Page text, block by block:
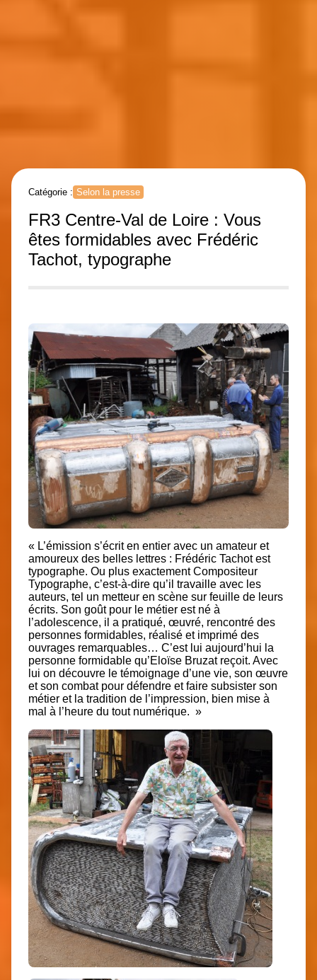
Catégorie : Selon la presse
FR3 Centre-Val de Loire : Vous
êtes formidables avec Frédéric
Tachot, typographe
« L’émission s’écrit en entier avec un amateur et
amoureux des belles lettres : Frédéric Tachotest
typographe. Ou plus exactement Compositeur
Typographe, c’est-à-dire qu’il travaille avec les
auteurs, tel un metteur en scène sur feuille de leurs
écrits. Son goût pour le métier est né à
l’adolescence, il a pratiqué, œuvré, rencontré des
personnes formidables, réalisé et imprimé des
ouvrages remarquables… C’est lui aujourd’hui la
personne formidable qu’Eloïse Bruzat reçoit. Avec
lui on découvre le témoignage d’une vie, son œuvre
et son combat pour défendre et faire subsister son
métier et la tradition de l’impression, bien mise à
mal à l’heure du tout numérique. »